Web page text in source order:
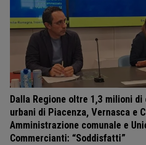
Dalla Regione oltre 1,3 milioni
urbani di Piacenza, Vernasca e
Amministrazione comunale e
Commercianti: “Soddisfatti”